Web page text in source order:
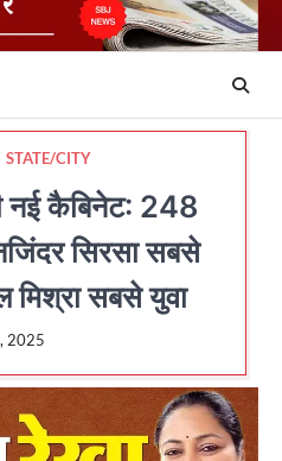
STATE/CITY
नई कैबिनेट: 248
सिरसा सबसे
सबसे युवा
2025